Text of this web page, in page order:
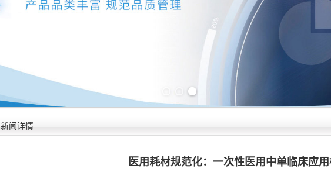
Previous slide Next slide
新闻详情
医用耗材规范化：一次性医用中单临床应